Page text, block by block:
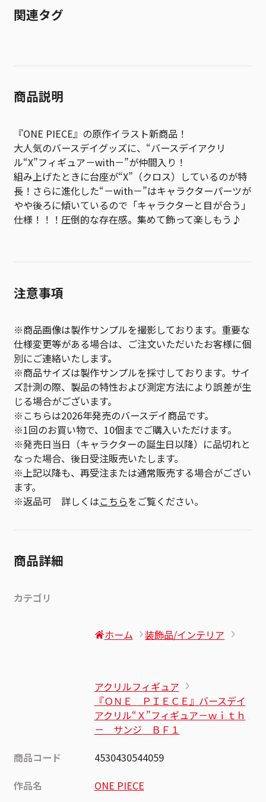
関連タグ
商品説明
『ONE PIECE』の原作イラスト新商品！
大人気のバースデイグッズに、“バースデイアクリ
ル“X”フィギュア－with－”が仲間入り！
組み上げたときに台座が“X”（クロス）しているのが特
長！さらに進化した“－with－”はキャラクターパーツが
やや後ろに傾いているので「キャラクターと目が合う」
仕様！！！圧倒的な存在感。集めて飾って楽しもう♪
注意事項
※商品画像は製作サンプルを撮影しております。重要な
仕様変更等がある場合は、ご注文いただいたお客様に個
別にご連絡いたします。
※商品サイズは製作サンプルを採寸しております。サイ
ズ計測の際、製品の特性および測定方法により誤差が生
じる場合がございます。
※こちらは2026年発売のバースデイ商品です。
※1回のお買い物で、10個までご購入いただけます。
※発売日当日（キャラクターの誕生日以降）に品切れと
なった場合、後日受注販売いたします。
※上記以降も、再受注または通常販売する場合がござい
ます。
※返品可 詳しくはこちらをご覧ください。
商品詳細
カテゴリ
ホーム 装飾品/インテリア
アクリルフィギュア
『ＯＮＥ ＰＩＥＣＥ』バースデイ
アクリル“Ｘ”フィギュア－ｗｉｔｈ
－ サンジ ＢＦ１
商品コード
4530430544059
作品名
ONE PIECE